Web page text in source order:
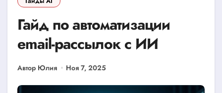
Гайд по автоматизации
email-рассылок с ИИ
Автор Юлия Ноя 7, 2025